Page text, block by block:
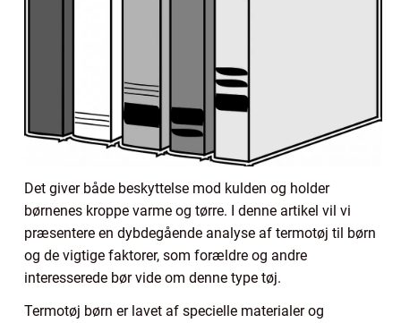
Det giver både beskyttelse mod kulden og holder
børnenes kroppe varme og tørre. I denne artikel vil vi
præsentere en dybdegående analyse af termotøj til børn
og de vigtige faktorer, som forældre og andre
interesserede bør vide om denne type tøj.
Termotøj børn er lavet af specielle materialer og